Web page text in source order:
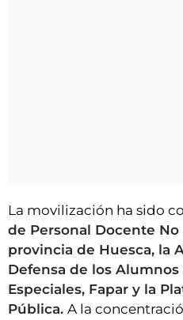
La movilización ha sido
de Personal Docente
provincia de Huesca, la
Defensa de los
Especiales, Fapar y la
Pública. A la